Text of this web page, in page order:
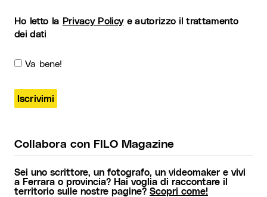
Ho letto la Privacy Policye autorizzo il trattamento
dei dati
Va bene!
Collabora con FILO Magazine
Sei uno scrittore, un fotografo, un videomaker e vivi
a Ferrara o provincia? Hai voglia di raccontare il
territorio sulle nostre pagine? Scopri come!